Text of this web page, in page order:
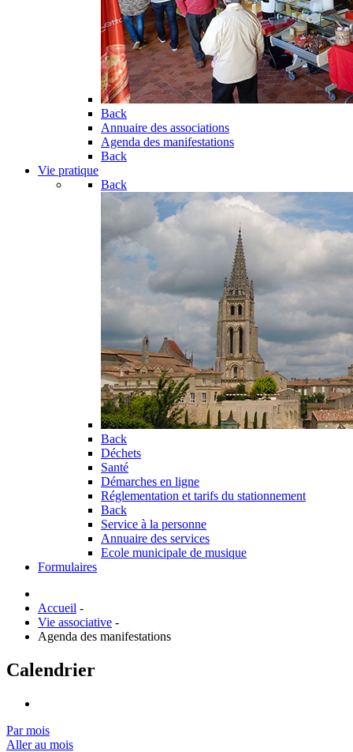
Back
Annuaire des associations
Agenda des manifestations
Back
Vie pratique
Back
Back
Déchets
Santé
Démarches en ligne
Réglementation et tarifs du stationnement
Back
Service à la personne
Annuaire des services
Ecole municipale de musique
Formulaires
Accueil -
Vie associative -
Agenda des manifestations
Calendrier
Par mois
Aller au mois